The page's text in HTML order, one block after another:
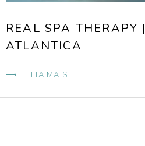
REAL SPA THERAPY
ATLANTICA
LEIA MAIS